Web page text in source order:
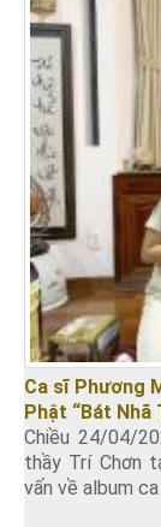
Ca sĩ Phương
Phật “Bát Nhã
Chiều 24/04/
thầy Trí Chơn
vấn về album